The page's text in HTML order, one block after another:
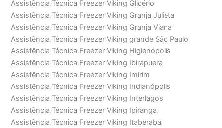
Assistência Técnica Freezer Viking Glicério
Assistência Técnica Freezer Viking Granja Julieta
Assistência Técnica Freezer Viking Granja Viana
Assistência Técnica Freezer Viking grande São Paulo
Assistência Técnica Freezer Viking Higienópolis
Assistência Técnica Freezer Viking Ibirapuera
Assistência Técnica Freezer Viking Imirim
Assistência Técnica Freezer Viking Indianópolis
Assistência Técnica Freezer Viking Interlagos
Assistência Técnica Freezer Viking Ipiranga
Assistência Técnica Freezer Viking Itaberaba